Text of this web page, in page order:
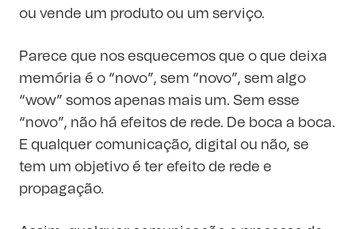
ou vende um produto ou um serviço.
Parece que nos esquecemos que o que deixa
memória é o “novo”, sem “novo”, sem algo
“wow” somos apenas mais um. Sem esse
“novo”, não há efeitos de rede. De boca a boca.
E qualquer comunicação, digital ou não, se
tem um objetivo é ter efeito de rede e
propagação.